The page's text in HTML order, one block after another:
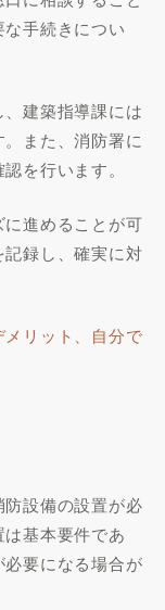
手続きについ
建築指導課には
また、消防署に
を行います。
進めることが可
録し、確実に対
リット、自分で
設備の設置が必
基本要件であ
要になる場合が